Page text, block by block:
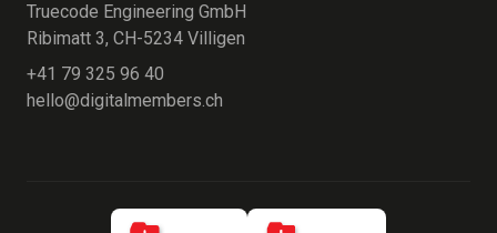
Truecode Engineering GmbH
Ribimatt 3, CH-5234 Villigen
+41 79 325 96 40
hello@digitalmembers.ch